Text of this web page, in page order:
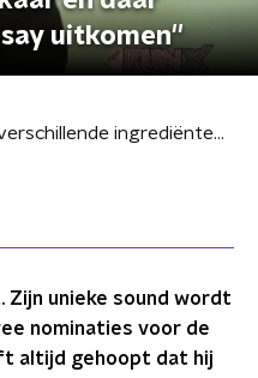
uitkomen''
F1rstman: ''Je gooit verschillende ingrediënten bij elkaar en daar moet Gordon Ramsay uitkomen''
Zijn unieke sound wordt
nominaties voor de
altijd gehoopt dat hij